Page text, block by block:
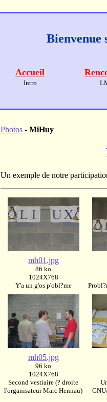
Accueil
Intro
Photos - MiHuy
Un exemple de notre
mh01.jpg
86 ko
1024X768
Y'a un g'os p'obl?me
mh05.jpg
96 ko
1024X768
Second vestiaire (? droite
l'organisateur Marc Hennau)